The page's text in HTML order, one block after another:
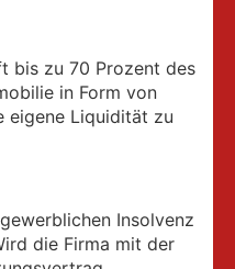
bis zu 70 Prozent des
in Form von
eigene Liquidität zu
Insolvenz
die Firma mit der